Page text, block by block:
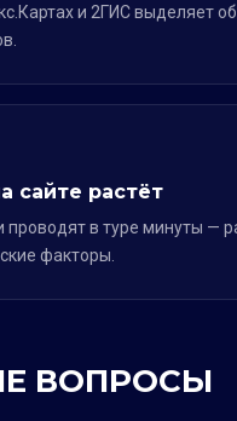
и 2ГИС выделяет
сайте растёт
проводят в туре минуты —
факторы.
ВОПРОСЫ